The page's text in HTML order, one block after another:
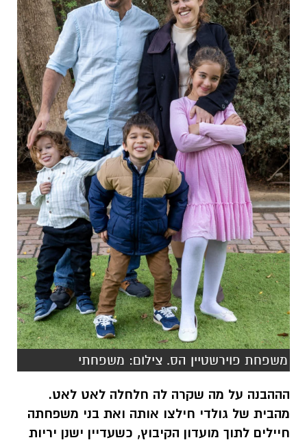
משפחת פוירשטיין הס. צילום: משפחתי
הההבנה על מה שקרה לה חלחלה לאט לאט.
מהבית של גולדי חילצו אותה ואת בני משפחתה
חיילים לתוך מועדון הקיבוץ, כשעדיין ישנן יריות